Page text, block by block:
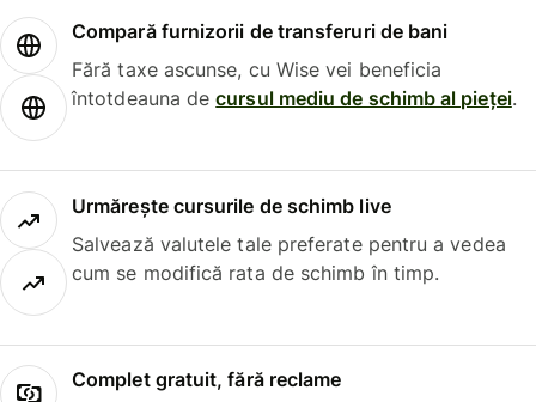
Compară furnizorii de transferuri de bani
Fără taxe ascunse, cu Wise vei beneficia
întotdeauna decursul mediu de schimb al pieței.
Urmărește cursurile de schimb live
Salvează valutele tale preferate pentru a vedea
cum se modifică rata de schimb în timp.
Complet gratuit, fără reclame